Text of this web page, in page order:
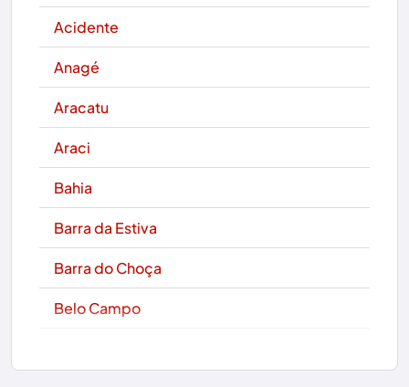
Acidente
Anagé
Aracatu
Araci
Bahia
Barra da Estiva
Barra do Choça
Belo Campo